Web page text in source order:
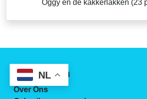
Oggy en de kakkerlakken (23
Wie we zijn
Over Ons
NL